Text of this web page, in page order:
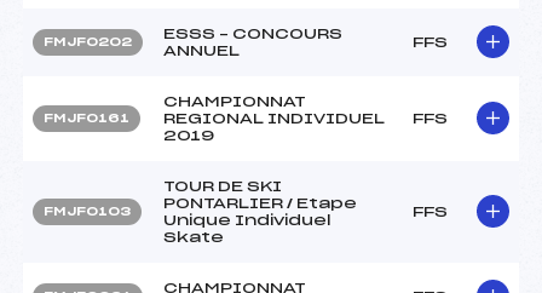
FMJF0202
ESSS – CONCOURS
ANNUEL
FFS
FMJF0161
CHAMPIONNAT
REGIONAL INDIVIDUEL
2019
FFS
FMJF0103
TOUR DE SKI
PONTARLIER / Etape
Unique Individuel
Skate
FFS
CHAMPIONNAT